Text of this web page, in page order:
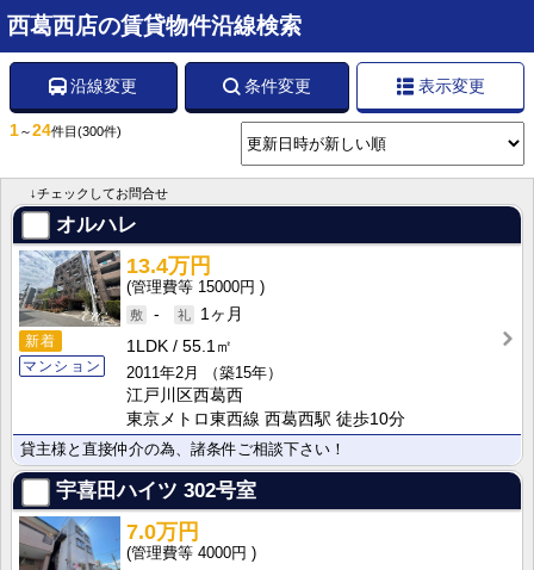
西葛西店の賃貸物件沿線検索
沿線変更 条件変更 表示変更
1～24件目 (300件)
↓チェックしてお問合せ
オルハレ
新着
マンション
13.4万円
15000円
-
1ヶ月
1LDK
55.1㎡
2011年2月
（築15年）
江戸川区西葛西
東京メトロ東西線 西葛西駅 徒歩10分
貸主様と直接仲介の為、諸条件ご相談下さい！
宇喜田ハイツ 302号室
7.0万円
4000円